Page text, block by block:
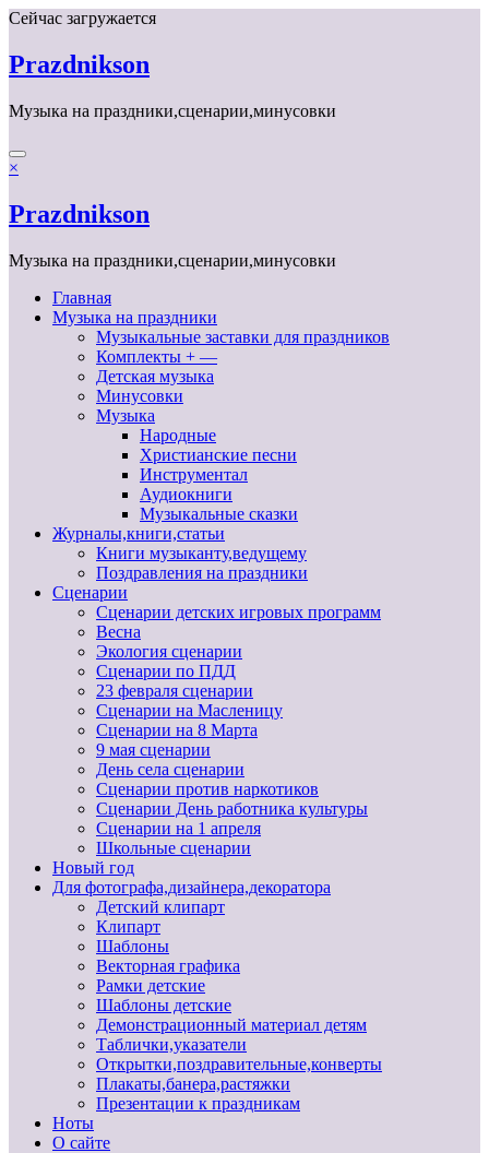
Перейти
содержимому
Сейчас загружается
Prazdnikson
Музыка на праздники,сценарии,минусовки
×
Prazdnikson
Музыка на праздники,сценарии,минусовки
Главная
Музыка на праздники
Музыкальные заставки для праздников
Комплекты + —
Детская музыка
Минусовки
Музыка
Народные
Христианские песни
Инструментал
Аудиокниги
Музыкальные сказки
Журналы,книги,статьи
Книги музыканту,ведущему
Поздравления на праздники
Сценарии
Сценарии детских игровых программ
Весна
Экология сценарии
Сценарии по ПДД
23 февраля сценарии
Сценарии на Масленицу
Сценарии на 8 Марта
9 мая сценарии
День села сценарии
Сценарии против наркотиков
Сценарии День работника культуры
Сценарии на 1 апреля
Школьные сценарии
Новый год
Для фотографа,дизайнера,декоратора
Детский клипарт
Клипарт
Шаблоны
Векторная графика
Рамки детские
Шаблоны детские
Демонстрационный материал детям
Таблички,указатели
Открытки,поздравительные,конверты
Плакаты,банера,растяжки
Презентации к праздникам
Ноты
О сайте